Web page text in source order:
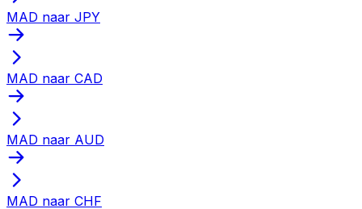
MAD naar JPY
MAD naar CAD
MAD naar AUD
MAD naar CHF